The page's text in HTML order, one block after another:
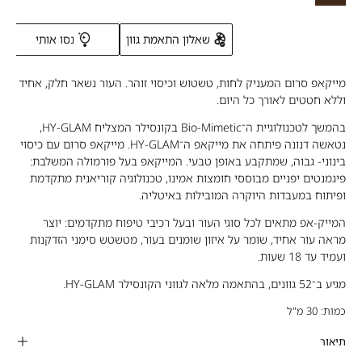
Yellow
NY16
Yellow
שאלון התאמת גוון נסו אותי
מייקאפ סרום המעניק לחות, טשטוש וכיסוי זוהר. העור נשאר חלק, אחיד
וללא חטטים לאורך כל היום.
בהמשך לטכנולוגיית ה־Bio-Mimetic בקונסילר המצליח HY-GLAM,
נטאשה דנונה פיתחה את מייקאפ ה־HY-GLAM. מייקאפ סרום עם כיסוי
בינוני- גבוה, שמתקבע באופן טבעי. המייקאפ בעל פורמולה המשלבת:
פיגמנטים יפניים מבוססי חומצות אמינו, טכנולוגיה קוריאנית מתקדמת
ופיתוח במעבדות היוקרה המובילות באיטליה.
המייק-אפ מתאים לכל סוגי העור ובעל רכיבי טיפוח מתקדמים: יוצר
מראה עור אחיד, שומר על איזון שומנים בעור, מטשטש סימני הזדקנות
ועמיד עד 18 שעות.
מגיע ב־52 גוונים, בהתאמה מלאה לגווני הקונסילר HY-GLAM.
כמות: 30 מ"ל
תיאור